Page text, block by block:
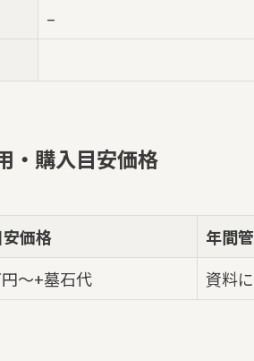
–
・購入目安価格
価格
年間
～+墓石代 資料